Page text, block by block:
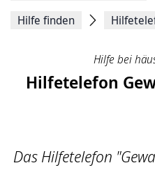
Hilfe finden
Hilfe bei
Hilfetelefon
Das Hilfetelefon